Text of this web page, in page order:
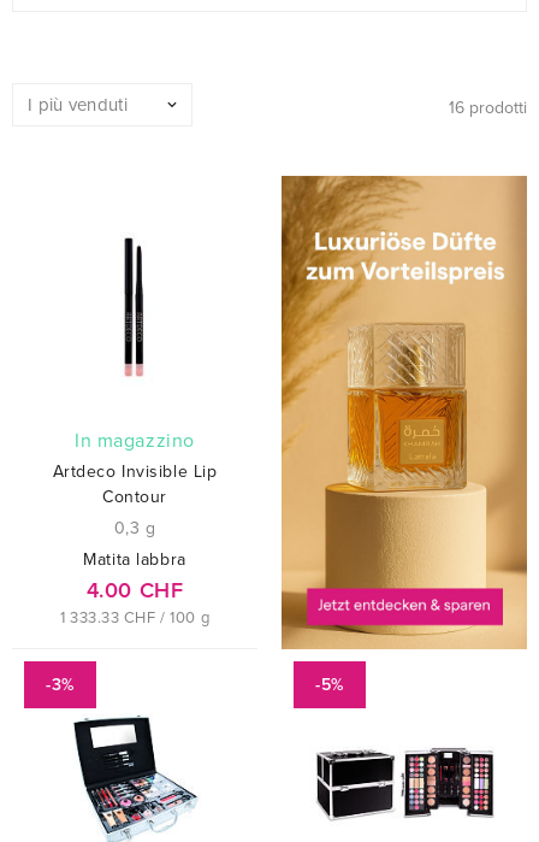
16 prodotti
In magazzino
Artdeco Invisible Lip
Contour
0,3 g
Matita labbra
4.00 CHF
1 333.33 CHF / 100 g
-3% -5%